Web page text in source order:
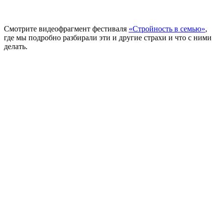
Смотрите видеофрагмент фестиваля «Стройность в семью»,
где мы подробно разбирали эти и другие страхи и что с ними
делать.